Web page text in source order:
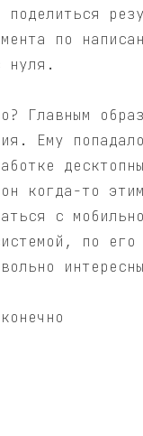
по
нуля.
Главным
Ему
когда-то
с
по его